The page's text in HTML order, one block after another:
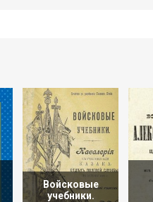
Войсковые
учебники.